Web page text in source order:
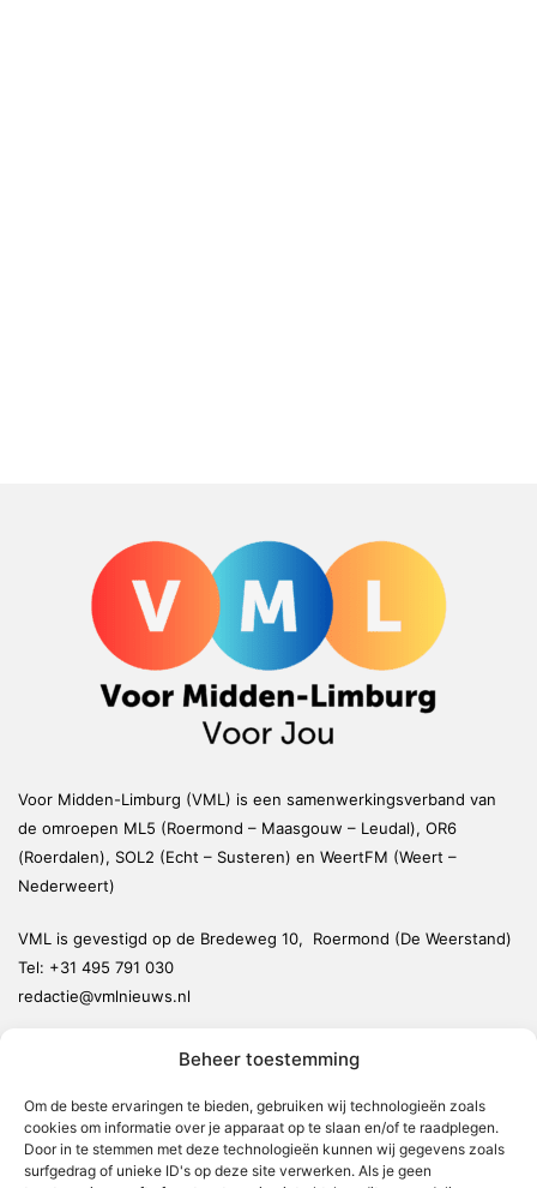
Beheer toestemming
Om de beste ervaringen te bieden, gebruiken wij technologieën zoals
cookies om informatie over je apparaat op te slaan en/of te raadplegen.
Door in te stemmen met deze technologieën kunnen wij gegevens zoals
surfgedrag of unieke ID's op deze site verwerken. Als je geen
Voor Midden-Limburg (VML) is een samenwerkingsverband van
de omroepen ML5 (Roermond – Maasgouw – Leudal), OR6
(Roerdalen), SOL2 (Echt – Susteren) en WeertFM (Weert –
Nederweert)
VML is gevestigd op de Bredeweg 10, Roermond (De Weerstand)
Tel: +31 495 791 030
redactie@vmlnieuws.nl
Nederweert
Leudal
Maasgouw